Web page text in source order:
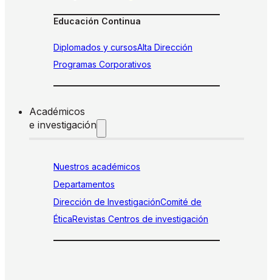
Educación Continua
Diplomados y cursosAlta Dirección
Programas Corporativos
Académicos
e investigación
Nuestros académicos
Departamentos
Dirección de InvestigaciónComité de
ÉticaRevistas Centros de investigación